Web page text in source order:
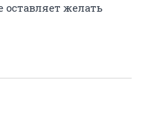
желать